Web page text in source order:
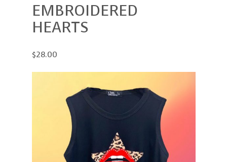
EMBROIDERED
HEARTS
$28.00